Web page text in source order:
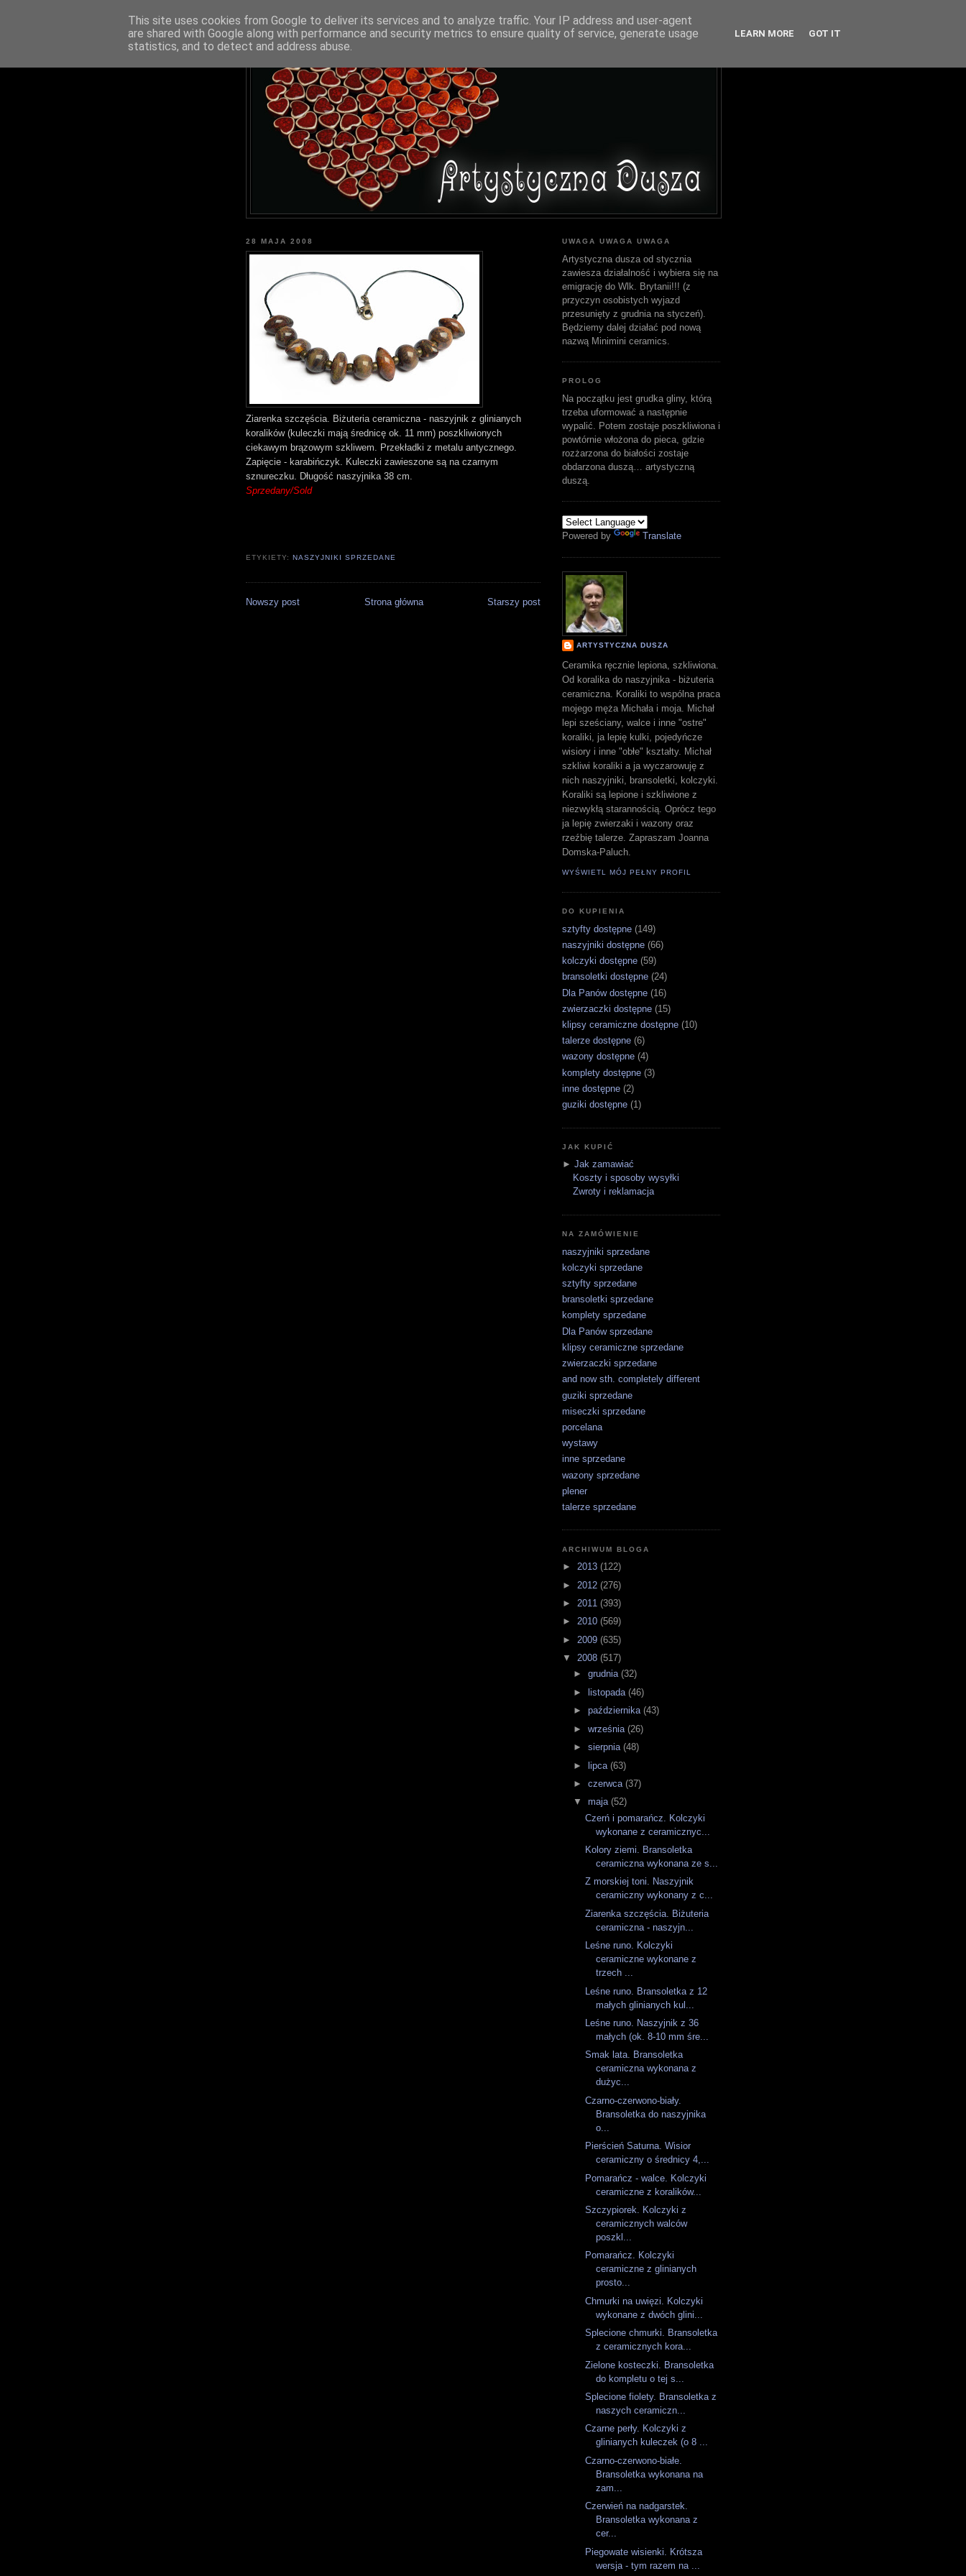
28 MAJA 2008
Ziarenka szczęścia. Biżuteria ceramiczna - naszyjnik z glinianych
koralików (kuleczki mają średnicę ok. 11 mm) poszkliwionych
ciekawym brązowym szkliwem. Przekładki z metalu antycznego.
Zapięcie - karabińczyk. Kuleczki zawieszone są na czarnym
sznureczku. Długość naszyjnika 38 cm.
Sprzedany/Sold
ETYKIETY:NASZYJNIKI SPRZEDANE
Nowszy post Starszy post
Strona główna
UWAGA UWAGA UWAGA
Artystyczna dusza od stycznia
zawiesza działalność i wybiera się na
emigrację do Wlk. Brytanii!!! (z
przyczyn osobistych wyjazd
przesunięty z grudnia na styczeń).
Będziemy dalej działać pod nową
nazwą Minimini ceramics.
PROLOG
Na początku jest grudka gliny, którą
trzeba uformować a następnie
wypalić. Potem zostaje poszkliwiona i
powtórnie włożona do pieca, gdzie
rozżarzona do białości zostaje
obdarzona duszą… artystyczną
duszą.
Powered by Translate
ARTYSTYCZNA DUSZA
Ceramika ręcznie lepiona, szkliwiona.
Od koralika do naszyjnika - biżuteria
ceramiczna. Koraliki to wspólna praca
mojego męża Michała i moja. Michał
lepi sześciany, walce i inne "ostre"
koraliki, ja lepię kulki, pojedyńcze
wisiory i inne "obłe" kształty. Michał
szkliwi koraliki a ja wyczarowuję z
nich naszyjniki, bransoletki, kolczyki.
Koraliki są lepione i szkliwione z
niezwykłą starannością. Oprócz tego
ja lepię zwierzaki i wazony oraz
rzeźbię talerze. Zapraszam Joanna
Domska-Paluch.
WYŚWIETL MÓJ PEŁNY PROFIL
DO KUPIENIA
sztyfty dostępne (149)
naszyjniki dostępne (66)
kolczyki dostępne (59)
bransoletki dostępne (24)
Dla Panów dostępne (16)
zwierzaczki dostępne (15)
klipsy ceramiczne dostępne (10)
talerze dostępne (6)
wazony dostępne (4)
komplety dostępne (3)
inne dostępne (2)
guziki dostępne (1)
JAK KUPIĆ
► Jak zamawiać
Koszty i sposoby wysyłki
Zwroty i reklamacja
NA ZAMÓWIENIE
naszyjniki sprzedane
kolczyki sprzedane
sztyfty sprzedane
bransoletki sprzedane
komplety sprzedane
Dla Panów sprzedane
klipsy ceramiczne sprzedane
zwierzaczki sprzedane
and now sth. completely different
guziki sprzedane
miseczki sprzedane
porcelana
wystawy
inne sprzedane
wazony sprzedane
plener
talerze sprzedane
ARCHIWUM BLOGA
► 2013 (122)
► 2012 (276)
► 2011 (393)
► 2010 (569)
► 2009 (635)
▼ 2008 (517)
►grudnia(32)
►
listopada(46)
►października(43)
►września(26)
►sierpnia(48)
►lipca(63)
►czerwca(37)
▼maja(52)
Czerń i pomarańcz. Kolczyki
wykonane z ceramicznyc...
Kolory ziemi. Bransoletka
ceramiczna wykonana ze s...
Z morskiej toni. Naszyjnik
ceramiczny wykonany z c...
Ziarenka szczęścia. Biżuteria
ceramiczna - naszyjn...
Leśne runo. Kolczyki
ceramiczne wykonane z
trzech ...
Leśne runo. Bransoletka z 12
małych glinianych kul...
Leśne runo. Naszyjnik z 36
małych (ok. 8-10 mm śre...
Smak lata. Bransoletka
ceramiczna wykonana z
dużyc...
Czarno-czerwono-biały.
Bransoletka do naszyjnika
o...
Pierścień Saturna. Wisior
ceramiczny o średnicy 4,...
Pomarańcz - walce. Kolczyki
ceramiczne z koralików...
Szczypiorek. Kolczyki z
ceramicznych walców
poszkl...
Pomarańcz. Kolczyki
ceramiczne z glinianych
prosto...
Chmurki na uwięzi. Kolczyki
wykonane z dwóch glini...
Splecione chmurki. Bransoletka
z ceramicznych kora...
Zielone kosteczki. Bransoletka
do kompletu o tej s...
Splecione fiolety. Bransoletka z
naszych ceramiczn...
Czarne perły. Kolczyki z
glinianych kuleczek (o 8 ...
Czarno-czerwono-białe.
Bransoletka wykonana na
zam...
Czerwień na nadgarstek.
Bransoletka wykonana z
cer...
Piegowate wisienki. Krótsza
wersja - tym razem na ...
This site uses cookies from Google to deliver its services and to analyze traffic. Your IP address and user-agent
are shared with Google along with performance and security metrics to ensure quality of service, generate usage
statistics, and to detect and address abuse.
LEARN MORE GOT IT